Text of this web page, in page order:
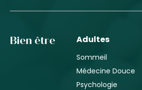
Bien être Adultes
Sommeil
Médecine Douce
Psychologie